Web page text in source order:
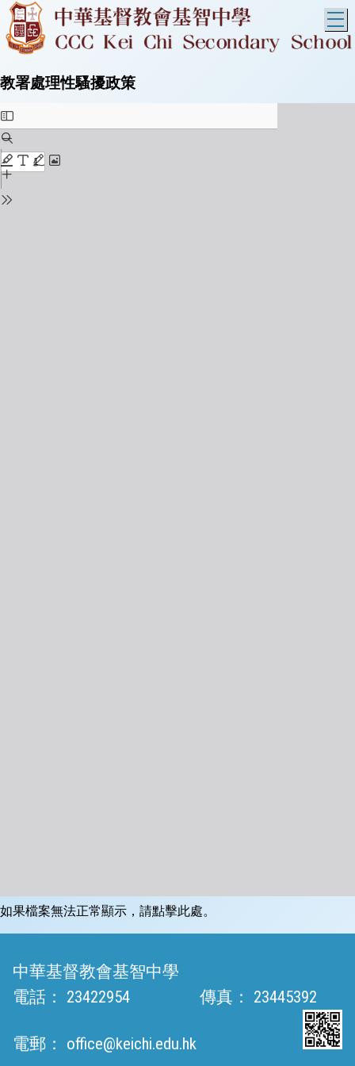
教署處理性騷擾政策
如果檔案無法正常顯示，請點擊此處。
中華基督教會基智中學
電話：
23422954 傳真： 23445392
電郵： office@keichi.edu.hk